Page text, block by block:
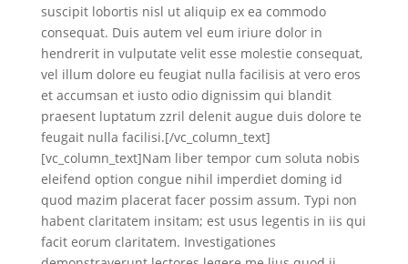
suscipit lobortis nisl ut aliquip ex ea commodo
consequat. Duis autem vel eum iriure dolor in
hendrerit in vulputate velit esse molestie consequat,
vel illum dolore eu feugiat nulla facilisis at vero eros
et accumsan et iusto odio dignissim qui blandit
praesent luptatum zzril delenit augue duis dolore te
feugait nulla facilisi.[/vc_column_text]
[vc_column_text]Nam liber tempor cum soluta nobis
eleifend option congue nihil imperdiet doming id
quod mazim placerat facer possim assum. Typi non
habent claritatem insitam; est usus legentis in iis qui
facit eorum claritatem. Investigationes